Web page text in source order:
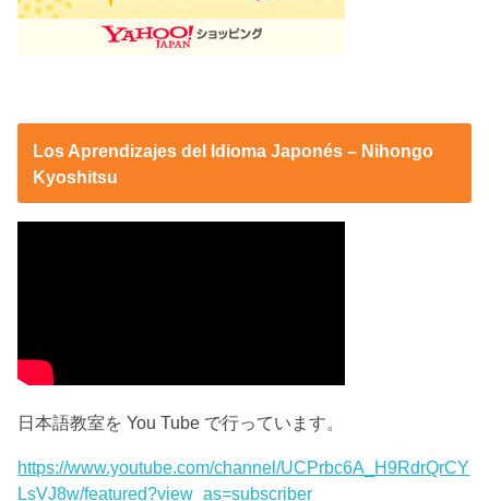
Los Aprendizajes del Idioma Japonés – Nihongo
Kyoshitsu
日本語教室を You Tube で行っています。
https://www.youtube.com/channel/UCPrbc6A_H9RdrQrCY
LsVJ8w/featured?view_as=subscriber